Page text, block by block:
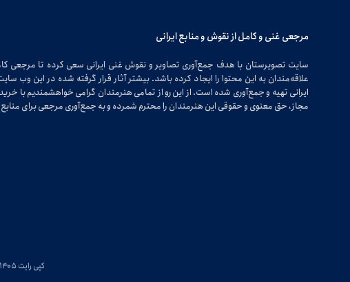
مرجعی غنی و کامل از نقوش و منابع ایرانی
سایت تصویرستان با هدف جمع‌آوری تصاویر و نقوش غنی ایرانی سعی کرده تا مرجعی
علاقه‌مندان به این محتوا را ایجاد کرده باشد. بیشتر آثار قرار گرفته شده در این وب
ایرانی تهیه و جمع‌آوری شده است. از این رو از تمامی هنرمندان گرامی خواهشمندیم با خرید
مجاز، حق معنوی و حقوقی این هنرمندان را محترم شمرده و به جمع‌آوری مرجعی برای منابع
کپی رایت ۱۴۰۵ - ۱۳۹۶